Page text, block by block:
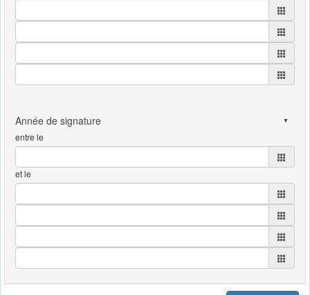
entre le
et le